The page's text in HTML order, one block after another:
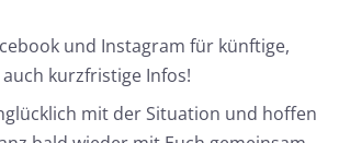
und Instagram für künftige,
kurzfristige Infos!
mit der Situation und hoffen